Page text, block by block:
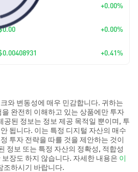
+0.00%
+0.00%
+0.41%
와 변동성에 매우 민감합니다. 귀하는
완전히 이해하고 있는 상품에만 투자
공된 정보는 정보 제공 목적일 뿐이며, 투
됩니다. 이는 특정 디지털 자산의 매수
투자 전략을 따를 것을 제안하는 것이
정보 또는 특정 자산의 정확성, 적합성
장도 하지 않습니다. 자세한 내용은 이
조하시기 바랍니다.